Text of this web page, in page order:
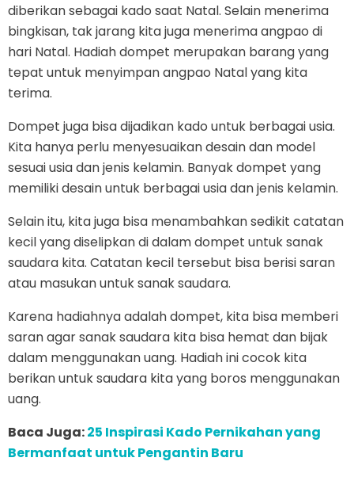
diberikan sebagai kado saat Natal. Selain menerima
bingkisan, tak jarang kita juga menerima angpao di
hari Natal. Hadiah dompet merupakan barang yang
tepat untuk menyimpan angpao Natal yang kita
terima.
Dompet juga bisa dijadikan kado untuk berbagai usia.
Kita hanya perlu menyesuaikan desain dan model
sesuai usia dan jenis kelamin. Banyak dompet yang
memiliki desain untuk berbagai usia dan jenis kelamin.
Selain itu, kita juga bisa menambahkan sedikit catatan
kecil yang diselipkan di dalam dompet untuk sanak
saudara kita. Catatan kecil tersebut bisa berisi saran
atau masukan untuk sanak saudara.
Karena hadiahnya adalah dompet, kita bisa memberi
saran agar sanak saudara kita bisa hemat dan bijak
dalam menggunakan uang. Hadiah ini cocok kita
berikan untuk saudara kita yang boros menggunakan
uang.
Baca Juga:25 Inspirasi Kado Pernikahan yang
Bermanfaat untuk Pengantin Baru